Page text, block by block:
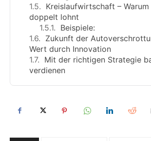
Kreislaufwirtschaft –
doppelt lohnt
Beispiele:
Zukunft der
Wert durch Innovation
Mit der richtigen Strategie
verdienen